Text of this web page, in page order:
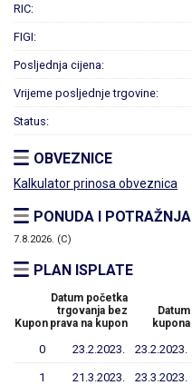
RIC:
FIGI:
Posljednja cijena:
Vrijeme posljednje trgovine:
Status:
OBVEZNICE
Kalkulator prinosa obveznica
PONUDA I POTRAŽNJA
7.8.2026. (C)
PLAN ISPLATE
Kupon
Datum početka
trgovanja bez
prava na kupon
Datum
kupona
0 23.2.2023. 23.2.2023.
1 21.3.2023. 23.3.2023.